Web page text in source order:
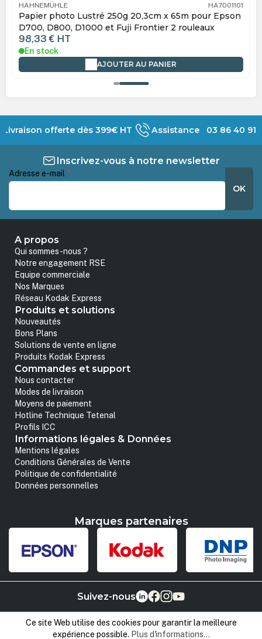
HAHNEMÜHLE HA7001101
Papier photo Lustré 250g 20,3cm x 65m pour Epson
D700, D800, D1000 et Fuji Frontier 2 rouleaux
98,33 € HT
En stock
AJOUTER AU PANIER
Livraison offerte dès 399€ HT Assistance 03 86 40 91
Inscrivez-vous à notre newsletter
Adresse e-mail *
OK
A propos
Qui sommes-nous ?
Notre engagement RSE
Equipe commerciale
Nos Marques
Réseau Kodak Express
Produits et solutions
Nouveautés
Bons Plans
Solutions de vente en ligne
Produits Kodak Express
Commandes et support
Nous contacter
Modes de livraison
Moyens de paiement
Hotline Technique Tetenal
Profils ICC
Informations légales & Données
Mentions légales
Conditions Générales de Vente
Politique de confidentialité
Données personnelles
Marques partenaires
Suivez-nous
Ce site Web utilise des cookies pour garantir la meilleure
expérience possible. Plus d'informations...